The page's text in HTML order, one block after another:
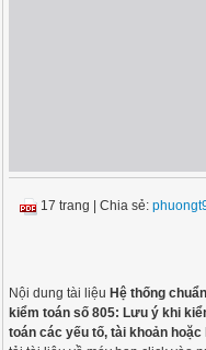
17 trang |Chia sẻ:
Nội dung tài liệu Hệ thống
kiểm toán số 805: Lưu ý khi
toán các yếu tố, tài khoản